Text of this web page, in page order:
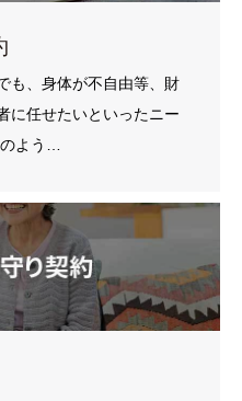
も、身体が不自由等、財
に任せたいといったニー
よう…